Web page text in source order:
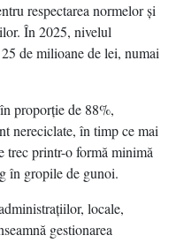
respectarea normelor şi
În 2025, nivelul
de milioane de lei, numai
proporţie de 88%,
nereciclate, în timp ce mai
trec printr-o formă minimă
în gropile de gunoi.
locale,
gestionarea